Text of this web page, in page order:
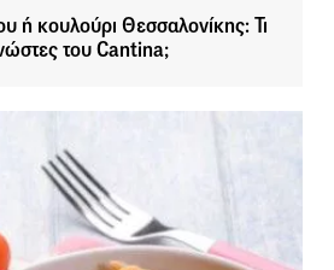
ή κουλούρι Θεσσαλονίκης: Τι
του Cantina;